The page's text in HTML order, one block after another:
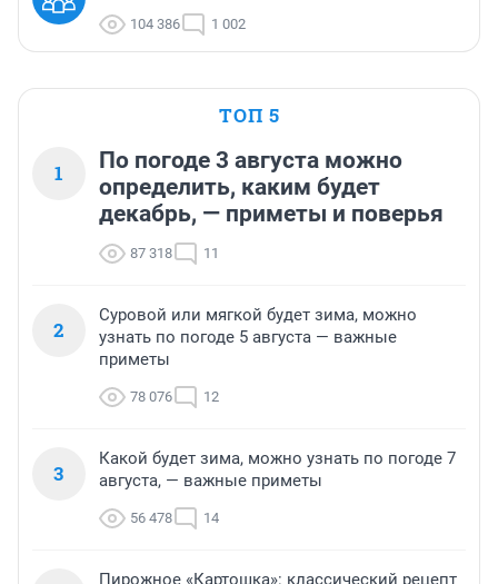
104 386 1 002
ТОП 5
1
По погоде 3 августа можно
определить, каким будет
декабрь, — приметы и поверья
87 318 11
2
Суровой или мягкой будет зима, можно
узнать по погоде 5 августа — важные
приметы
78 076 12
3
Какой будет зима, можно узнать по погоде 7
августа, — важные приметы
56 478 14
Пирожное «Картошка»: классический рецепт